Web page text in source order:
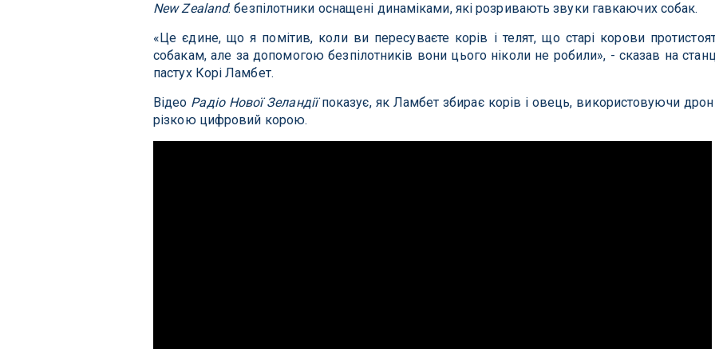
New Zealand: безпілотники оснащені динаміками, які розривають звуки гавкаючих собак.
«Це єдине, що я помітив, коли ви пересуваєте корів і телят, що старі корови
собакам, але за допомогою безпілотників вони цього ніколи не робили», - сказав на
пастух Корі Ламбет.
Відео Радіо Нової Зеландіїпоказує, як Ламбет збирає корів і овець, використовуючи
різкою цифровий корою.